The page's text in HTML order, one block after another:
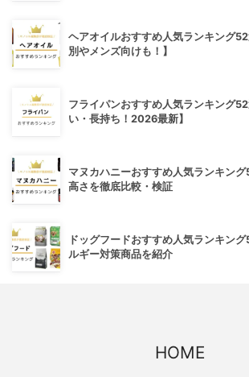
ヘアオイルおすすめ人気ランキング
別やメンズ向けも！】
フライパンおすすめ人気ランキング
い・長持ち！2026最新】
マヌカハニーおすすめ人気ランキン
高さを徹底比較・検証
ドッグフードおすすめ人気ランキン
ルギー対策商品を紹介
HOME